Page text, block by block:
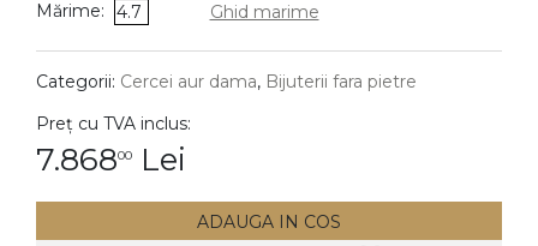
DIAMANTE Vezi toate
Cercei
Mărime: 4.7 Ghid marime
Categorii: Cercei aur dama, Bijuterii fara pietre
Preț cu TVA inclus:
7.86800 Lei
ADAUGA IN COS